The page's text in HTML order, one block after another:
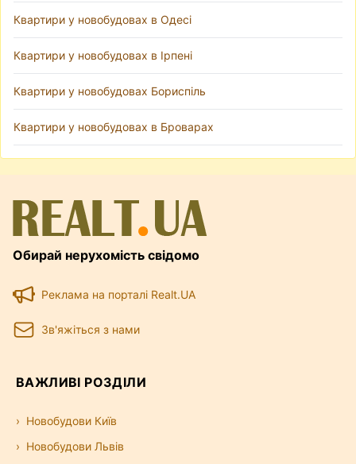
Квартири у новобудовах в Одесі
Квартири у новобудовах в Ірпені
Квартири у новобудовах Бориспіль
Квартири у новобудовах в Броварах
Обирай нерухомість свідомо
Реклама на порталі Realt.UA
Зв'яжіться з нами
ВАЖЛИВІ РОЗДІЛИ
Новобудови Київ
Новобудови Львів